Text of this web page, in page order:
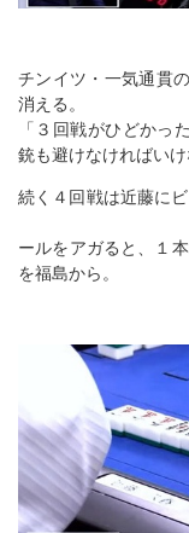
チンイツ・一気通貫
消える。
「３回戦がひどかっ
銃も避けなければいけ
続く４回戦は近藤に
ールをアガると、１
を福島から。